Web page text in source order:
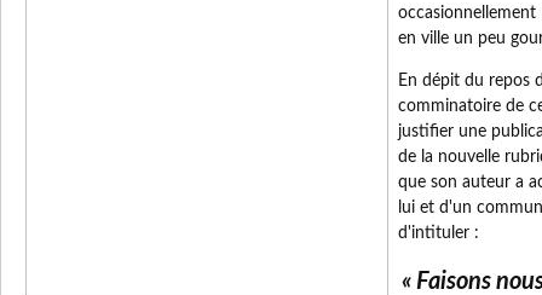
en ville un peu
En dépit du repos
comminatoire de
justifier une
de la nouvelle
que son auteur a
lui et d'un
d'intituler :
« Faisons